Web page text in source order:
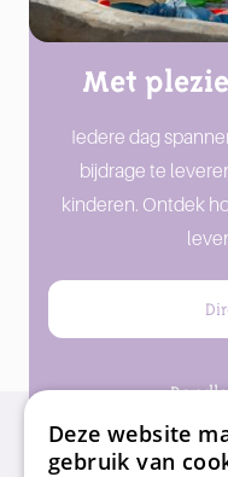
Met
Iedere dag
bijdrage te
kinderen. Ontdek
Deze website
gebruik van